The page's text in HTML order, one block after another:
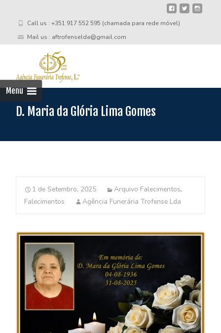
Call us : +351 917 552 595 (chamada para rede móvel)
Mail us : aftrofenselda@gmail.com
Menu
D. Maria da Glória Lima Gomes
1 de Setembro, 2025 Arquivo Falecimentos,
Falecimentos
Agência Funerária Trofense Lda